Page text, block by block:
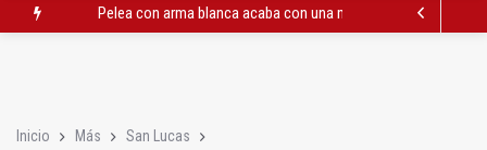
El PP acusa al PSOE de querer "dejar fuera" a la Junta en el
Inicio Más
San Lucas